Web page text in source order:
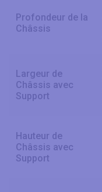
Profondeur de la
Châssis
Largeur de
Châssis avec
Support
Hauteur de
Châssis avec
Support